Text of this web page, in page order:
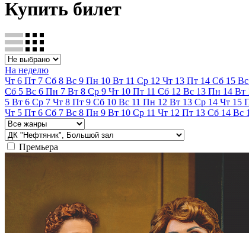
Купить билет
На неделю
Чт 6 Пт 7 Сб 8 Вс 9 Пн 10 Вт 11 Ср 12 Чт 13 Пт 14 Сб 15 Вс
Сб 5 Вс 6 Пн 7 Вт 8 Ср 9 Чт 10 Пт 11 Сб 12 Вс 13 Пн 14 Вт
5 Вт 6 Ср 7 Чт 8 Пт 9 Сб 10 Вс 11 Пн 12 Вт 13 Ср 14 Чт 15
Чт 5 Пт 6 Сб 7 Вс 8 Пн 9 Вт 10 Ср 11 Чт 12 Пт 13 Сб 14 Вс
Премьера